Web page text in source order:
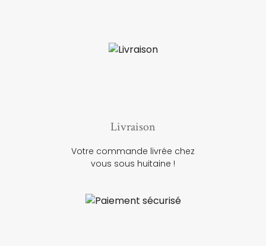
Livraison
Votre commande livrée chez
vous sous huitaine !